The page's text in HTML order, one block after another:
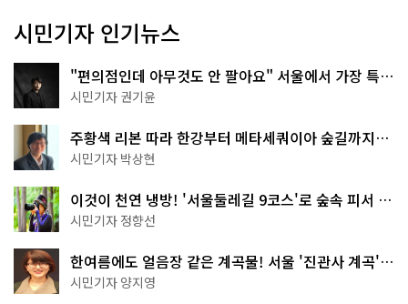
시민기자 인기뉴스
"편의점인데 아무것도 안 팔아요" 서울에서 가장 특별
한 편의점의 정체
시민기자 권기윤
주황색 리본 따라 한강부터 메타세쿼이아 숲길까지…
서울둘레길 15코스
시민기자 박상현
이것이 천연 냉방! '서울둘레길 9코스'로 숲속 피서 떠
나볼까
시민기자 정향선
한여름에도 얼음장 같은 계곡물! 서울 '진관사 계곡'이
천국이네~
시민기자 양지영